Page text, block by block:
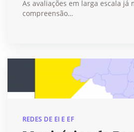
As avaliações em larga escala já
compreensão…
REDES DE EI E EF